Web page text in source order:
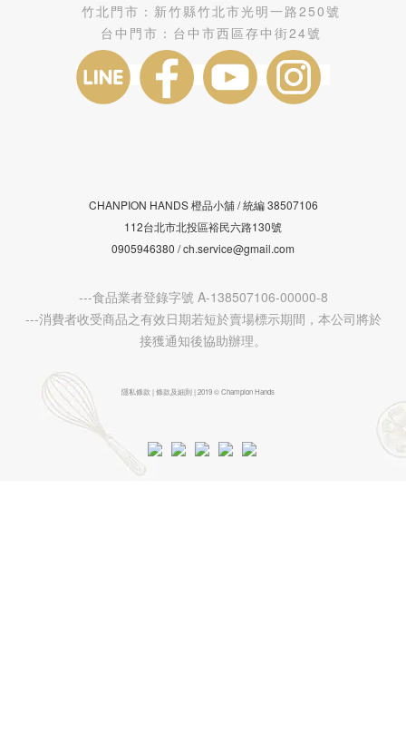
竹北門市： 新竹縣竹北市光明一路250號
台中門市： 台中市西區存中街24號
CHANPION HANDS 橙品小舖 /統編38507106
112台北市北投區裕民六路130號
0905946380 / ch.service@gmail.com
---食品業者登錄字號 A-138507106-00000-8
---消費者收受商品之有效日期若短於賣場標示期間，本公司將於
接獲通知後協助辦理。
隱私條款 | 條款及細則 | 2019 © Champion Hands